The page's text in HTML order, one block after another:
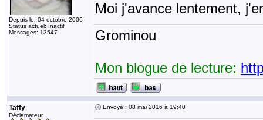
Depuis le: 04 octobre 2006
Status actuel: Inactif
Messages: 13547
Moi j'avance lentement,
Grominou
Mon blogue de lecture:
Taffy
Déclamateur
Envoyé : 08 mai 2016 à 19:40